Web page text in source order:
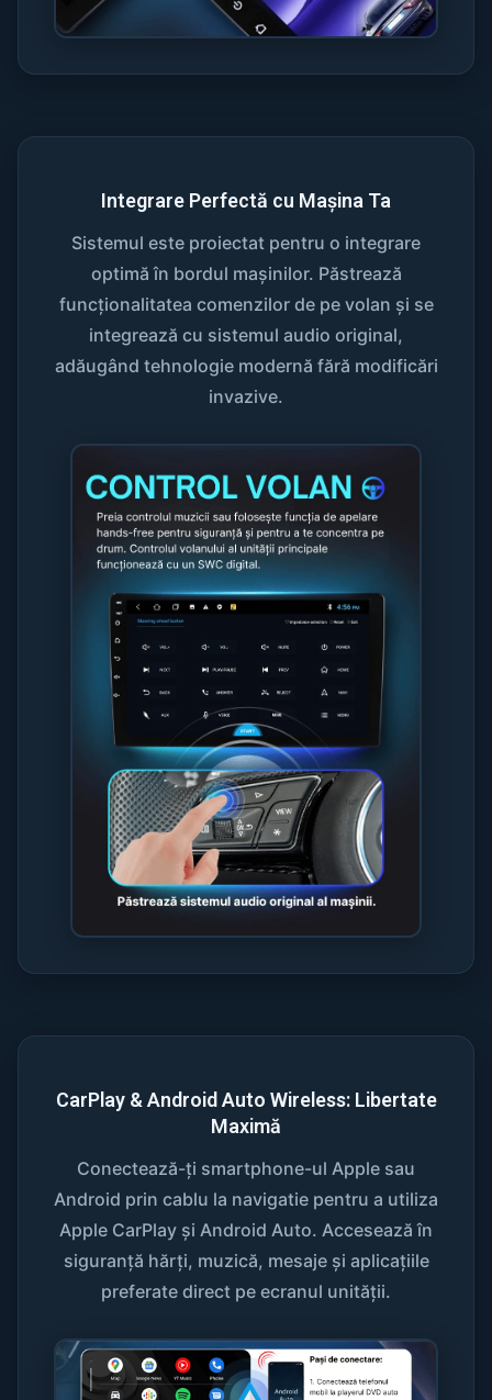
Integrare Perfectă cu Mașina Ta
Sistemul este proiectat pentru o integrare
optimă în bordul mașinilor. Păstrează
funcționalitatea comenzilor de pe volan și se
integrează cu sistemul audio original,
adăugând tehnologie modernă fără modificări
invazive.
CarPlay & Android Auto Wireless: Libertate
Maximă
Conectează-ți smartphone-ul Apple sau
Android prin cablu la navigatie pentru a utiliza
Apple CarPlay și Android Auto. Accesează în
siguranță hărți, muzică, mesaje și aplicațiile
preferate direct pe ecranul unității.